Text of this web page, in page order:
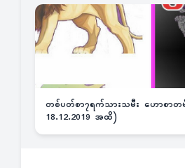
တစ်ပတ်စာ၇ရက်သားသမီး ဟောစာတမ်
18.12.2019 အထိ)